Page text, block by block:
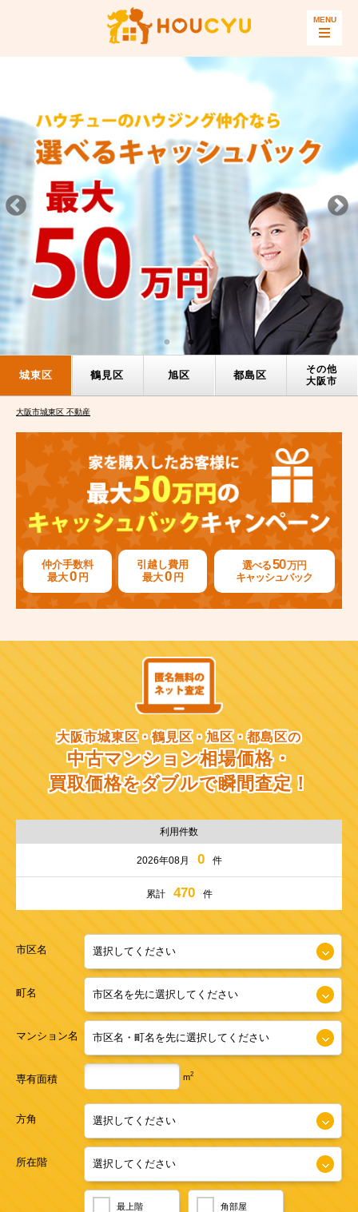
城東区 鶴見区 旭区 都島区
その他
大阪市
大阪市城東区 不動産
仲介手数料
最大0 円
引越し費用
最大0 円
選べる50万円
キャッシュバック
大阪市城東区・鶴見区・旭区・都島区の
中古マンション相場価格・
買取価格をダブルで瞬間査定！
利用件数
2026年08月 0 件
累計 470 件
市区名
町名
マンション名
専有面積 m2
方角
所在階
最上階 角部屋